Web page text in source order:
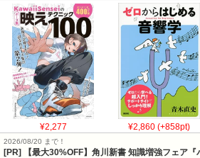
¥2,277 ¥2,860 (+858pt)
2026/08/20 まで！
[PR]
【最大30%OFF】角川新書 知識増強フェア